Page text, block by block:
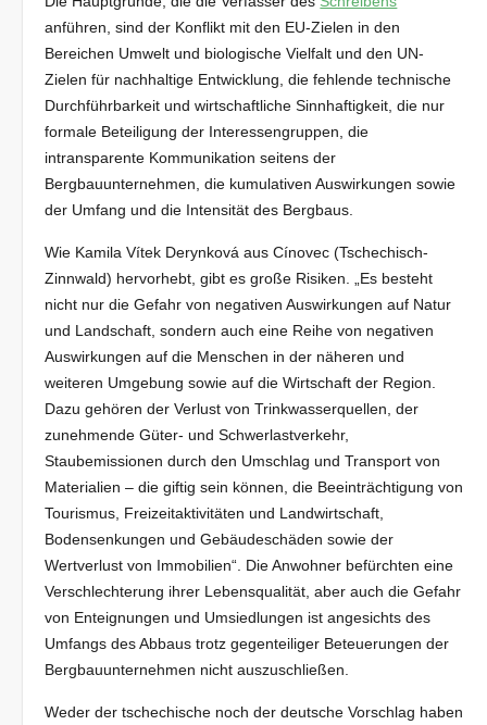
anführen, sind der Konflikt mit den EU-Zielen in den
Bereichen Umwelt und biologische Vielfalt und den UN-
Zielen für nachhaltige Entwicklung, die fehlende technische
Durchführbarkeit und wirtschaftliche Sinnhaftigkeit, die nur
formale Beteiligung der Interessengruppen, die
intransparente Kommunikation seitens der
Bergbauunternehmen, die kumulativen Auswirkungen sowie
der Umfang und die Intensität des Bergbaus.
Wie Kamila Vítek Derynková aus Cínovec (Tschechisch-
Zinnwald) hervorhebt, gibt es große Risiken. „Es besteht
nicht nur die Gefahr von negativen Auswirkungen auf Natur
und Landschaft, sondern auch eine Reihe von negativen
Auswirkungen auf die Menschen in der näheren und
weiteren Umgebung sowie auf die Wirtschaft der Region.
Dazu gehören der Verlust von Trinkwasserquellen, der
zunehmende Güter- und Schwerlastverkehr,
Staubemissionen durch den Umschlag und Transport von
Materialien – die giftig sein können, die Beeinträchtigung von
Tourismus, Freizeitaktivitäten und Landwirtschaft,
Bodensenkungen und Gebäudeschäden sowie der
Wertverlust von Immobilien“. Die Anwohner befürchten eine
Verschlechterung ihrer Lebensqualität, aber auch die Gefahr
von Enteignungen und Umsiedlungen ist angesichts des
Umfangs des Abbaus trotz gegenteiliger Beteuerungen der
Bergbauunternehmen nicht auszuschließen.
Weder der tschechische noch der deutsche Vorschlag haben